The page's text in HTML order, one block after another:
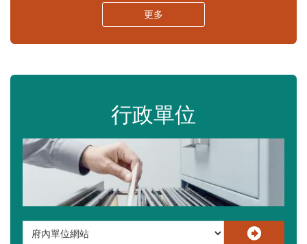
更多
行政單位